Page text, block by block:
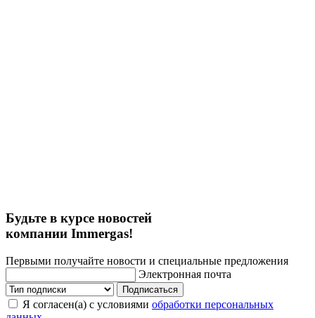
Будьте в курсе новостей
компании Immergas!
Первыми получайте новости и специальные предложения
Электронная почта
Подписаться
Я согласен(а) с условиями обработки персональных